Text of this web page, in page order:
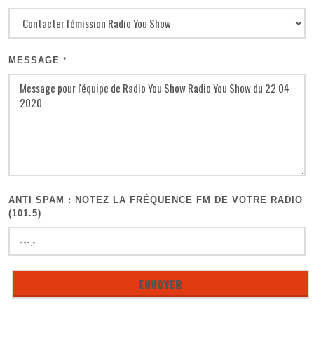
MESSAGE *
ANTI SPAM : NOTEZ LA FRÉQUENCE FM DE VOTRE RADIO
(101.5)